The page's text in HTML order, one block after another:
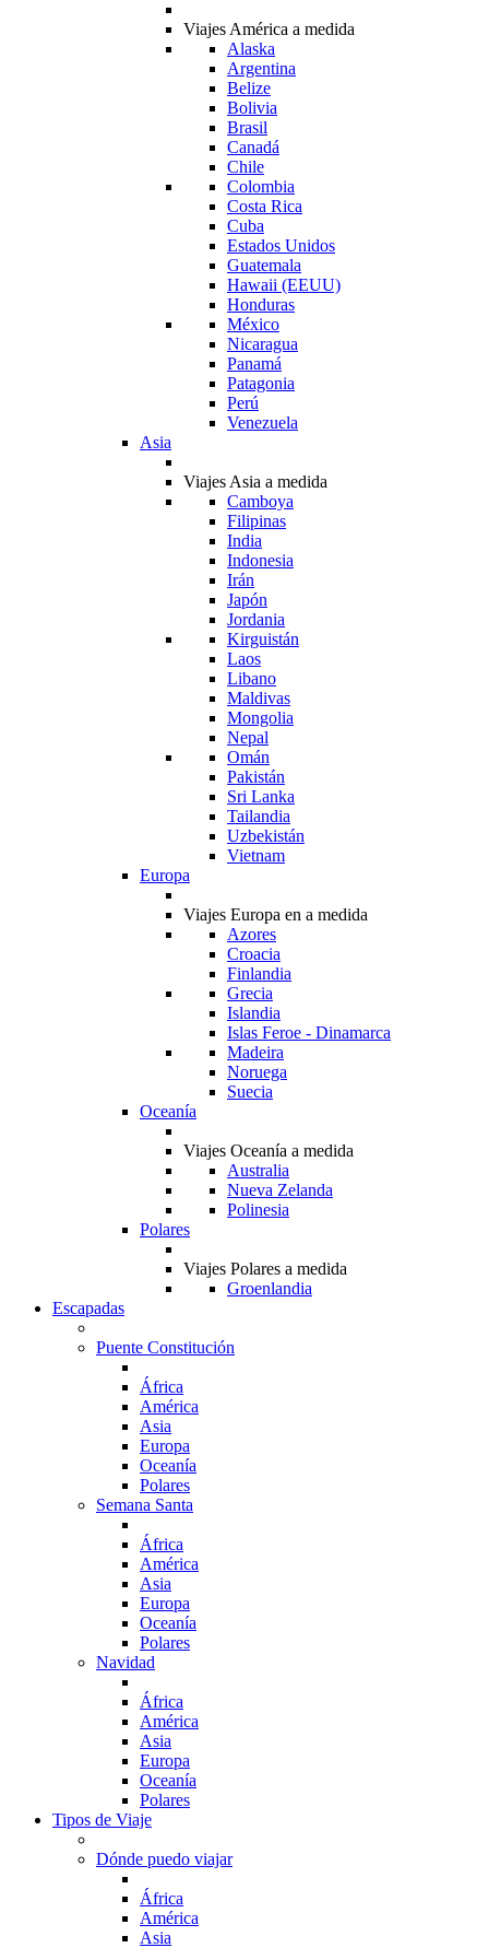
Viajes América a medida
Alaska
Argentina
Belize
Bolivia
Brasil
Canadá
Chile
Colombia
Costa Rica
Cuba
Estados Unidos
Guatemala
Hawaii (EEUU)
Honduras
México
Nicaragua
Panamá
Patagonia
Perú
Venezuela
Asia
Viajes Asia a medida
Camboya
Filipinas
India
Indonesia
Irán
Japón
Jordania
Kirguistán
Laos
Libano
Maldivas
Mongolia
Nepal
Omán
Pakistán
Sri Lanka
Tailandia
Uzbekistán
Vietnam
Europa
Viajes Europa en a medida
Azores
Croacia
Finlandia
Grecia
Islandia
Islas Feroe - Dinamarca
Madeira
Noruega
Suecia
Oceanía
Viajes Oceanía a medida
Australia
Nueva Zelanda
Polinesia
Polares
Viajes Polares a medida
Groenlandia
Escapadas
Puente Constitución
África
América
Asia
Europa
Oceanía
Polares
Semana Santa
África
América
Asia
Europa
Oceanía
Polares
Navidad
África
América
Asia
Europa
Oceanía
Polares
Tipos de Viaje
Dónde puedo viajar
África
América
Asia